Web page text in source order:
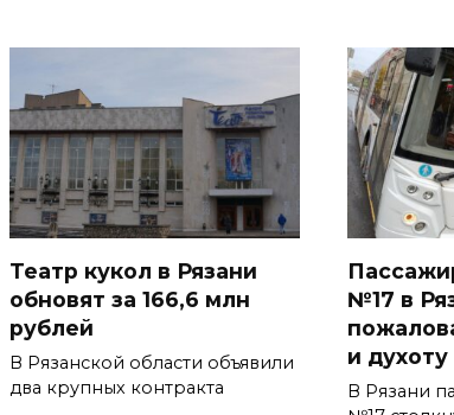
Театр кукол в Рязани
обновят за 166,6 млн
рублей
В Рязанской области объявили
два крупных контракта
№17 в
и духоту
В Рязани